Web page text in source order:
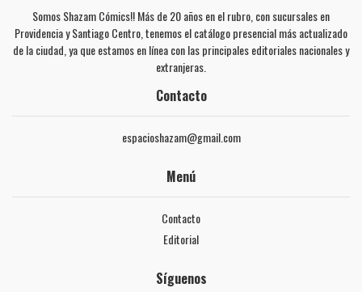
Somos Shazam Cómics!! Más de 20 años en el rubro, con sucursales en
Providencia y Santiago Centro, tenemos el catálogo presencial más actualizado
de la ciudad, ya que estamos en línea con las principales editoriales nacionales y
extranjeras.
Contacto
espacioshazam@gmail.com
Menú
Contacto
Editorial
Síguenos